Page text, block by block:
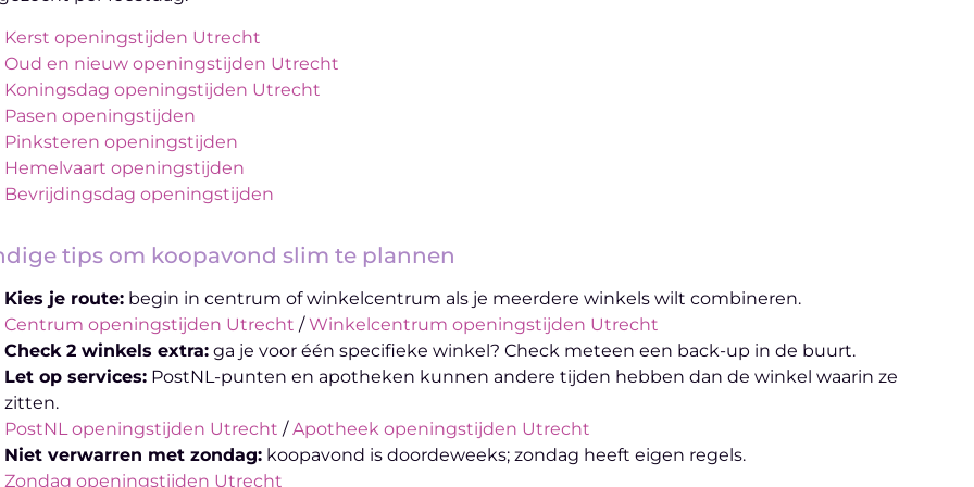
Kerst openingstijden Utrecht
Oud en nieuw openingstijden Utrecht
Koningsdag openingstijden Utrecht
Pasen openingstijden
Pinksteren openingstijden
Hemelvaart openingstijden
Bevrijdingsdag openingstijden
tips om koopavond slim te plannen
Kies je route: begin in centrum of winkelcentrum als je meerdere winkels wilt combineren.
Centrum openingstijden Utrecht /Winkelcentrum openingstijden Utrecht
Check 2 winkels extra: ga je voor één specifieke winkel? Check meteen een back-up in de buurt.
Let op services: PostNL-punten en apotheken kunnen andere tijden hebben dan de winkel waarin ze
zitten.
PostNL openingstijden Utrecht /Apotheek openingstijden Utrecht
Niet verwarren met zondag: koopavond is doordeweeks; zondag heeft eigen regels.
Zondag openingstijden Utrecht